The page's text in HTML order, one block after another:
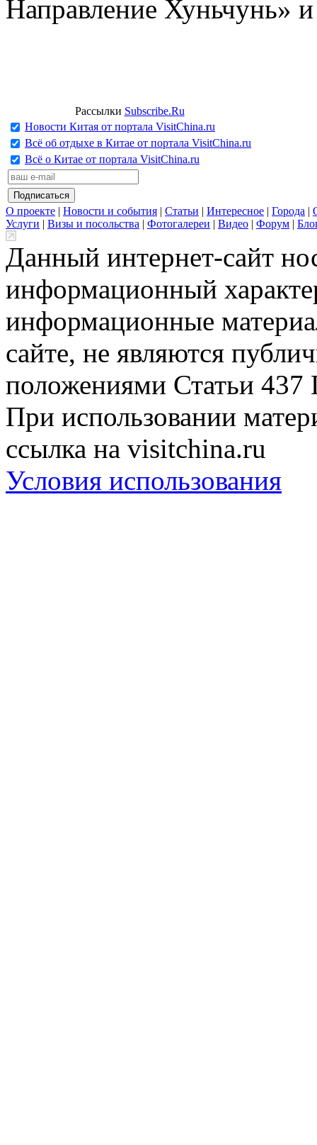
Направление Хуньчунь»
Рассылки Subscribe.Ru
Новости Китая от портала VisitChina.ru
Всё об отдыхе в Китае от портала VisitChina.ru
Всё о Китае от портала VisitChina.ru
О проекте | Новости и события | Статьи | Интересное | Города |
Услуги | Визы и посольства | Фотогалереи | Видео | Форум |
Данный интернет-сайт
информационный
информационные
сайте, не являются
положениями Статьи 437
При использовании
ссылка на visitchina.ru
Условия использования